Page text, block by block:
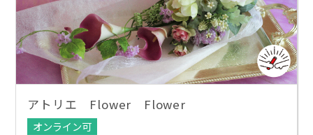
アトリエ Flower Flower
オンライン可